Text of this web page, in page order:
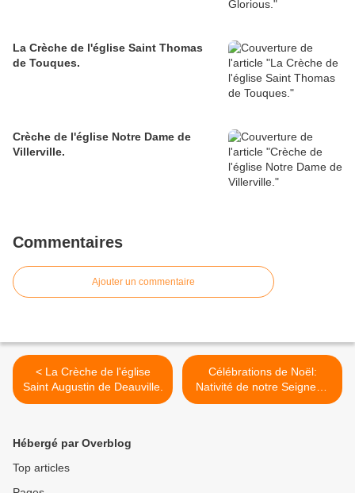
La Crèche de l'église Saint Thomas
de Touques.
Crèche de l'église Notre Dame de
Villerville.
Commentaires
Ajouter un commentaire
< La Crèche de l'église
Saint Augustin de Deauville.
Célébrations de Noël:
Nativité de notre Seigneur.
>
Hébergé par Overblog
Top articles